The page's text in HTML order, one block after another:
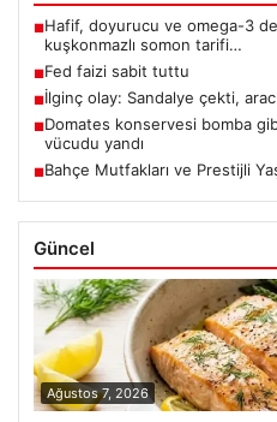
■Hafif, doyurucu ve omega-3
kuşkonmazlı somon tarifi…
■Fed faizi sabit tuttu
■İlginç olay: Sandalye çekti,
■Domates konservesi bomba
vücudu yandı
■Bahçe Mutfakları ve Prestijli
Güncel
Ağustos 7, 2026